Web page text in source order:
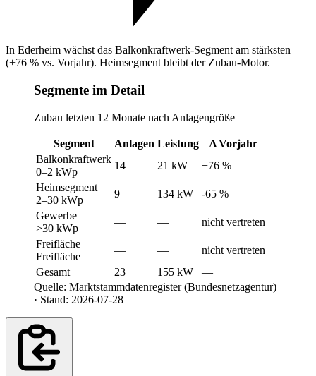
In Ederheim wächst das Balkonkraftwerk-Segment am stärksten
(+76 % vs. Vorjahr). Heimsegment bleibt der Zubau-Motor.
Segmente im Detail
Zubau letzten 12 Monate nach Anlagengröße
Segment Anlagen Leistung
Δ Vorjahr
Balkonkraftwerk
0–2 kWp
14 21 kW
+76 %
Heimsegment
2–30 kWp
9 134 kW
-65 %
Gewerbe
>30 kWp
— —
nicht vertreten
Freifläche
Freifläche
— —
nicht vertreten
Gesamt
23 155 kW
—
Quelle: Marktstammdatenregister (Bundesnetzagentur)
· Stand: 2026-07-28